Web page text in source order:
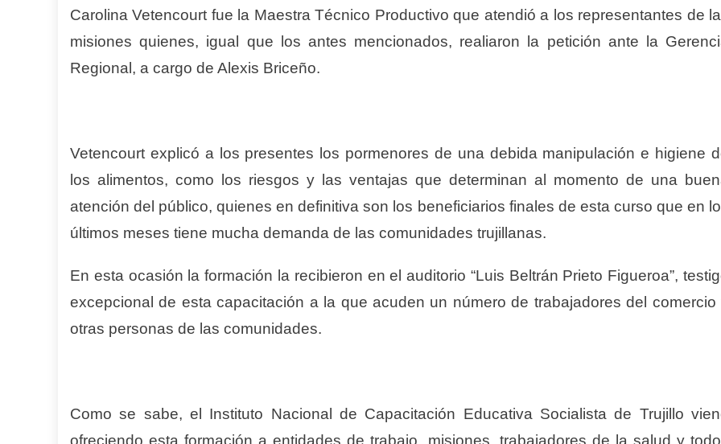
Carolina Vetencourt fue la Maestra Técnico Productivo que atendió a los representantes de
misiones quienes, igual que los antes mencionados, realiaron la petición ante la
Regional, a cargo de Alexis Briceño.
Vetencourt explicó a los presentes los pormenores de una debida manipulación e higiene
los alimentos, como los riesgos y las ventajas que determinan al momento de una
atención del público, quienes en definitiva son los beneficiarios finales de esta curso que en
últimos meses tiene mucha demanda de las comunidades trujillanas.
En esta ocasión la formación la recibieron en el auditorio “Luis Beltrán Prieto Figueroa”,
excepcional de esta capacitación a la que acuden un número de trabajadores del comercio
otras personas de las comunidades.
Como se sabe, el Instituto Nacional de Capacitación Educativa Socialista de Trujillo
ofreciendo esta formación a entidades de trabajo, misiones, trabajadores de la salud y